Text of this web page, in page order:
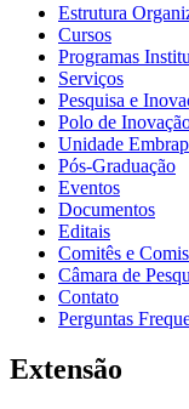
Estrutura
Cursos
Programas
Serviços
Pesquisa e
Polo de
Unidade
Pós-Graduação
Eventos
Documentos
Editais
Comitês e
Câmara de
Contato
Perguntas
Extensão